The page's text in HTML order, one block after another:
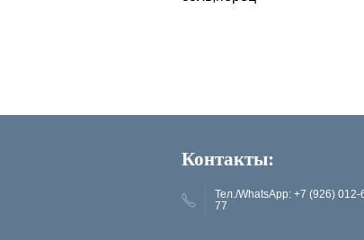
Контакты:
Тел./WhatsApp: +7 (926) 012-
77